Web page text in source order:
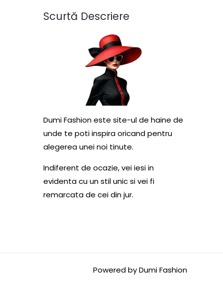
Scurtă Descriere
Dumi Fashion este site-ul de haine de
unde te poti inspira oricand pentru
alegerea unei noi tinute.
Indiferent de ocazie, vei iesi in
evidenta cu un stil unic si vei fi
remarcata de cei din jur.
Powered by Dumi Fashion